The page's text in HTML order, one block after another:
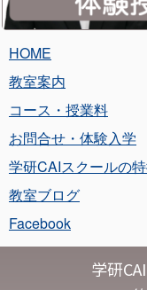
HOME
教室案内
コース・授業料
お問合せ・体験入学
学研CAIスクールの
教室ブログ
Facebook
学研